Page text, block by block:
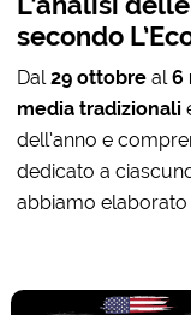
secondo
Dal29 ottobre al6
media tradizionali
dell’anno e
dedicato a
abbiamo elaborato